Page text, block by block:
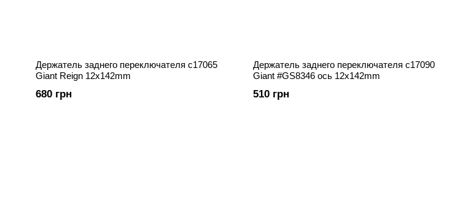
Держатель заднего переключателя c17065
Giant Reign 12x142mm
680 грн
Держатель заднего переключателя c17090
Giant #GS8346 ось 12x142mm
510 грн